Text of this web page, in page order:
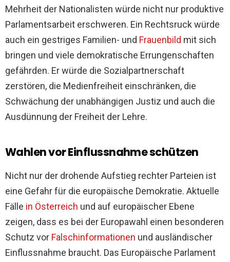
Mehrheit der Nationalisten würde nicht nur produktive
Parlamentsarbeit erschweren. Ein Rechtsruck würde
auch ein gestriges Familien- und Frauenbild mit sich
bringen und viele demokratische Errungenschaften
gefährden. Er würde die Sozialpartnerschaft
zerstören, die Medienfreiheit einschränken, die
Schwächung der unabhängigen Justiz und auch die
Ausdünnung der Freiheit der Lehre.
Wahlen vor Einflussnahme schützen
Nicht nur der drohende Aufstieg rechter Parteien ist
eine Gefahr für die europäische Demokratie. Aktuelle
Fälle in Österreich und auf europäischer Ebene
zeigen, dass es bei der Europawahl einen besonderen
Schutz vor Falschinformationen und ausländischer
Einflussnahme braucht. Das Europäische Parlament